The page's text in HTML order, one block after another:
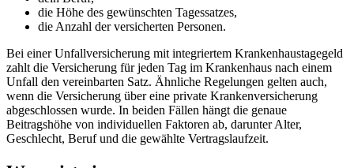
die Höhe des gewünschten Tagessatzes,
die Anzahl der versicherten Personen.
Bei einer Unfallversicherung mit integriertem Krankenhaustagegeld
zahlt die Versicherung für jeden Tag im Krankenhaus nach einem
Unfall den vereinbarten Satz. Ähnliche Regelungen gelten auch,
wenn die Versicherung über eine private Krankenversicherung
abgeschlossen wurde. In beiden Fällen hängt die genaue
Beitragshöhe von individuellen Faktoren ab, darunter Alter,
Geschlecht, Beruf und die gewählte Vertragslaufzeit.